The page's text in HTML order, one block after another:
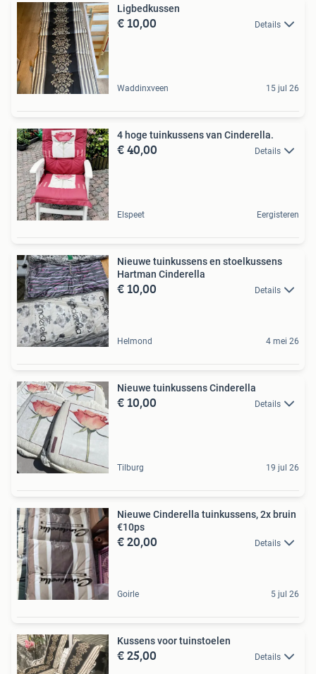
Ligbedkussen
€ 10,00 Details
Waddinxveen 15 jul 26
4 hoge tuinkussens van Cinderella.
€ 40,00 Details
Elspeet Eergisteren
Nieuwe tuinkussens en stoelkussens
Hartman Cinderella
€ 10,00 Details
Helmond 4 mei 26
Nieuwe tuinkussens Cinderella
€ 10,00 Details
Tilburg 19 jul 26
Nieuwe Cinderella tuinkussens, 2x bruin
€10ps
€ 20,00 Details
Goirle 5 jul 26
Kussens voor tuinstoelen
€ 25,00 Details